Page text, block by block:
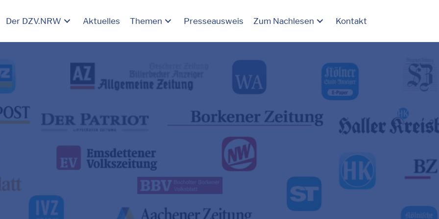
Der DZV.NRW Aktuelles Themen Presseausweis Zum Nachlesen Kontakt